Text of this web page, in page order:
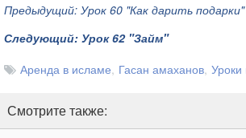
Предыдущий: Урок 60 "Как дарить подарки"
Следующий: Урок 62 "Займ"
Аренда в исламе Гасан амаханов
Смотрите также: